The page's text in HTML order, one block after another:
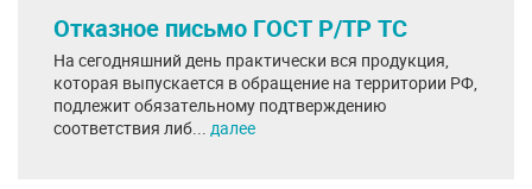
Отказное письмо ГОСТ Р/ТР ТС
На сегодняшний день практически вся продукция,
которая выпускается в обращение на территории РФ,
подлежит обязательному подтверждению
соответствия либ... далее